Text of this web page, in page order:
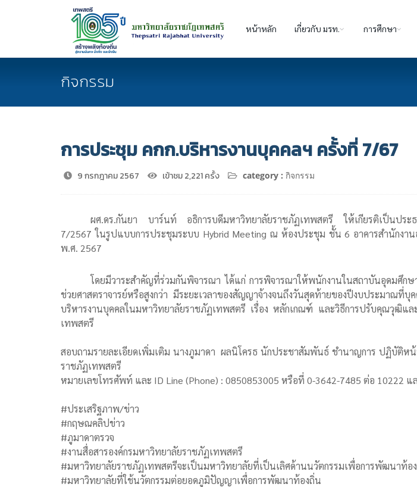
หน้าหลัก เกี่ยวกับ มรท. การศึกษา
กิจกรรม
การประชุม คกก.บริหารงานบุคคลฯ ครั้งที่ 7/67
9 กรกฎาคม 2567 เข้าชม 2,221 ครั้ง category : กิจกรรม
ผศ.ดร.กันยา บาร์นท์ อธิการบดีมหาวิทยาลัยราชภัฏเทพสตรี ให้เกียรติเป็นประ
7/2567 ในรูปแบบการประชุมระบบ Hybrid Meeting ณ ห้องประชุม ชั้น 6 อาคารสำนักงา
พ.ศ. 2567
โดยมีวาระสำคัญที่ร่วมกันพิจารณา ได้แก่ การพิจารณาให้พนักงานในสถาบันอุดมศึก
ช่วยศาสตราจารย์หรือสูงกว่า มีระยะเวลาของสัญญาจ้างจนถึงวันสุดท้ายของปีงบประมา
บริหารงานบุคคลในมหาวิทยาลัยราชภัฏเทพสตรี เรื่อง หลักเกณฑ์ และวิธีการปรับคุณวุฒิแ
เทพสตรี
สอบถามรายละเอียดเพิ่มเติม นางภูมาดา ผลนิโครธ นักประชาสัมพันธ์ ชำนาญการ ปฏิบัติ
ราชภัฏเทพสตรี
หมายเลขโทรศัพท์ และ ID Line (Phone) : 0850853005 หรือที่ 0-3642-7485 ต่อ 10222 แ
#ประเสริฐภาพ/ข่าว
#กฤษณคลิปข่าว
#ภูมาดาตรวจ
#งานสื่อสารองค์กรมหาวิทยาลัยราชภัฏเทพสตรี
#มหาวิทยาลัยราชภัฏเทพสตรีจะเป็นมหาวิทยาลัยที่เป็นเลิศด้านนวัตกรรมเพื่อการพัฒนาท้อ
#มหาวิทยาลัยที่ใช้นวัตกรรมต่อยอดภูมิปัญญาเพื่อการพัฒนาท้องถิ่น